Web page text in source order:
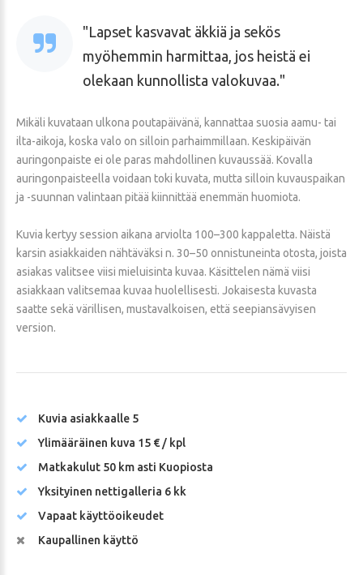
Lapset kasvavat äkkiä ja sekös
myöhemmin harmittaa, jos heistä ei
olekaan kunnollista valokuvaa.
Mikäli kuvataan ulkona poutapäivänä, kannattaa suosia aamu- tai
ilta-aikoja, koska valo on silloin parhaimmillaan. Keskipäivän
auringonpaiste ei ole paras mahdollinen kuvaussää. Kovalla
auringonpaisteella voidaan toki kuvata, mutta silloin kuvauspaikan
ja -suunnan valintaan pitää kiinnittää enemmän huomiota.
Kuvia kertyy session aikana arviolta 100–300 kappaletta. Näistä
karsin asiakkaiden nähtäväksi n. 30–50 onnistuneinta otosta, joista
asiakas valitsee viisi mieluisinta kuvaa. Käsittelen nämä viisi
asiakkaan valitsemaa kuvaa huolellisesti. Jokaisesta kuvasta
saatte sekä värillisen, mustavalkoisen, että seepiansävyisen
version.
Kuvia asiakkaalle 5
Ylimääräinen kuva 15 € / kpl
Matkakulut 50 km asti Kuopiosta
Yksityinen nettigalleria 6 kk
Vapaat käyttöoikeudet
Kaupallinen käyttö